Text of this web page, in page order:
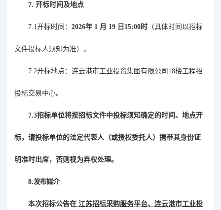
7. 开标时间及地点
7.1开标时间： 2026年 1 月 19 日 15:00时 （具体时间以招标
文件投标人须知为准）。
7.2开标地点：连云港市工业投资集团有限公司18楼工程招
投标交易中心。
7.3招标单位将按招标文件中投标须知确定的时间、地点开
标，请投标单位的法定代表人（或授权委托人）携带其身份证
明准时出席，否则视为弃权处理。
8.发布媒介
本次招标公告在 江苏招标采购服务平台、 连云港市工业投